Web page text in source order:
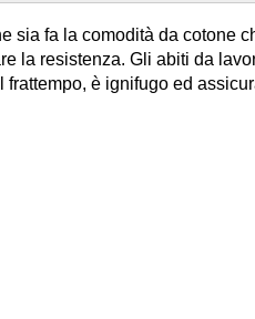
sia fa la comodità da cotone
la resistenza. Gli abiti da
è ignifugo ed